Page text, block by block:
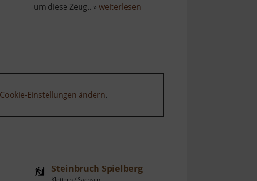
um diese Zeug.. » weiterlesenüber
Cookie-Einstellungen ändern.
Steinbruch Spielberg
Klettern / Sachsen